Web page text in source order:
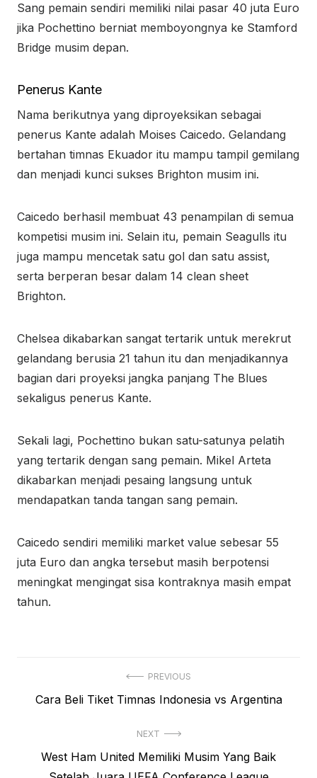
Sang pemain sendiri memiliki nilai pasar 40 juta Euro
jika Pochettino berniat memboyongnya ke Stamford
Bridge musim depan.
Penerus Kante
Nama berikutnya yang diproyeksikan sebagai
penerus Kante adalah Moises Caicedo. Gelandang
bertahan timnas Ekuador itu mampu tampil gemilang
dan menjadi kunci sukses Brighton musim ini.
Caicedo berhasil membuat 43 penampilan di semua
kompetisi musim ini. Selain itu, pemain Seagulls itu
juga mampu mencetak satu gol dan satu assist,
serta berperan besar dalam 14 clean sheet
Brighton.
Chelsea dikabarkan sangat tertarik untuk merekrut
gelandang berusia 21 tahun itu dan menjadikannya
bagian dari proyeksi jangka panjang The Blues
sekaligus penerus Kante.
Sekali lagi, Pochettino bukan satu-satunya pelatih
yang tertarik dengan sang pemain. Mikel Arteta
dikabarkan menjadi pesaing langsung untuk
mendapatkan tanda tangan sang pemain.
Caicedo sendiri memiliki market value sebesar 55
juta Euro dan angka tersebut masih berpotensi
meningkat mengingat sisa kontraknya masih empat
tahun.
pos
PREVIOUS
Previous
Cara Beli Tiket Timnas Indonesia vs Argentina
NEXT
NextWest Ham United Memiliki Musim Yang Baik